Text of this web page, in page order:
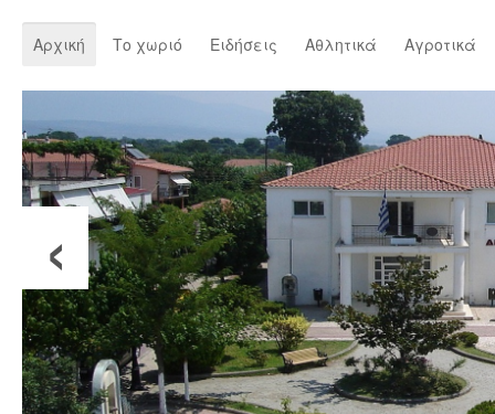
Αρχική Το χωριό Ειδήσεις Αθλητικά Αγροτικά
‹